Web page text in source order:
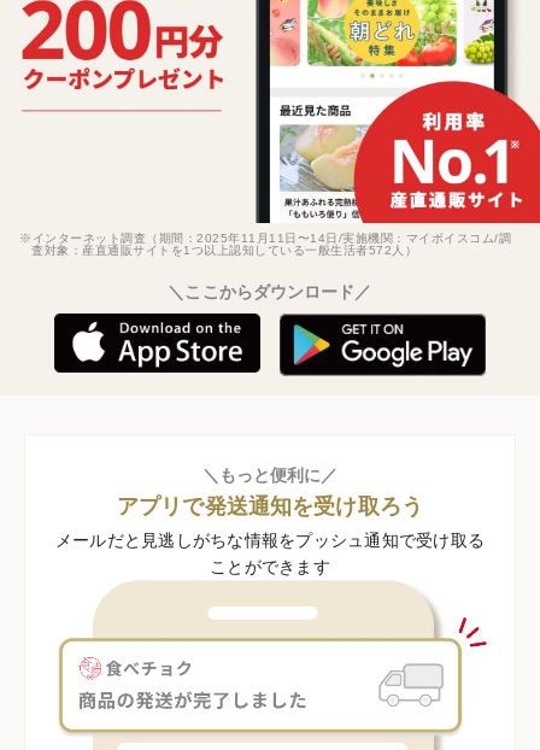
※インターネット調査（期間：2025年11月11日〜14日/実施機関：マイボイスコム/調
査対象：産直通販サイトを1つ以上認知している一般生活者572人）
＼ここからダウンロード／
＼もっと便利に／
アプリで発送通知を受け取ろう
メールだと見逃しがちな情報をプッシュ通知で受け取る
ことができます